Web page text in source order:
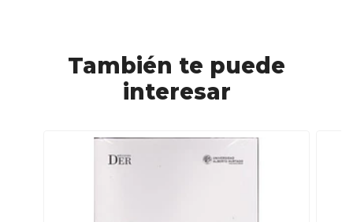
También te puede
interesar